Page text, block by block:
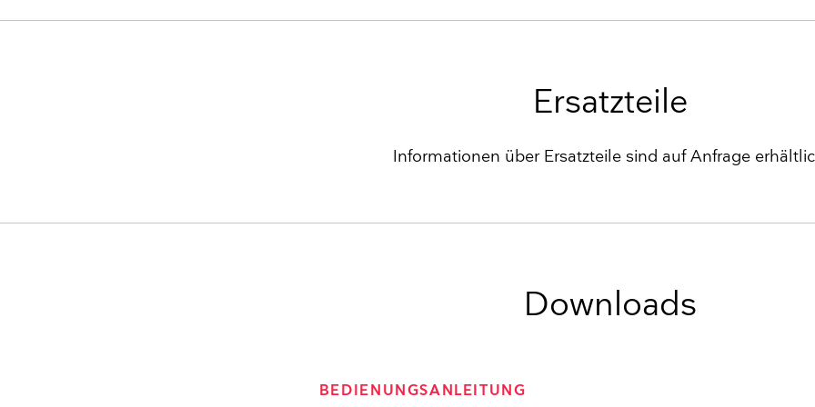
Ersatzteile
Informationen über Ersatzteile sind auf Anfrage
Downloads
BEDIENUNGSANLEITUNG